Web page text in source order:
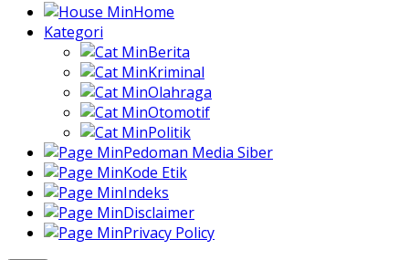
Home
Kategori
Berita
Kriminal
Olahraga
Otomotif
Politik
Pedoman Media Siber
Kode Etik
Indeks
Disclaimer
Privacy Policy